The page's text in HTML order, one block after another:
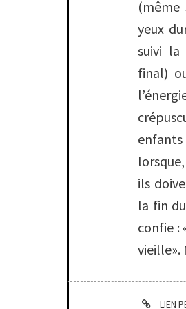
(même
yeux
suivi la
final)
enfants
ils
la fin
confie :
vieille».
LIEN